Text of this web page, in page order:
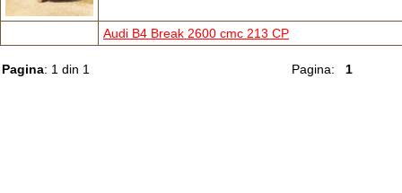
Audi B4 Break 2600 cmc 213 CP
Pagina: 1 din 1 Pagina: 1